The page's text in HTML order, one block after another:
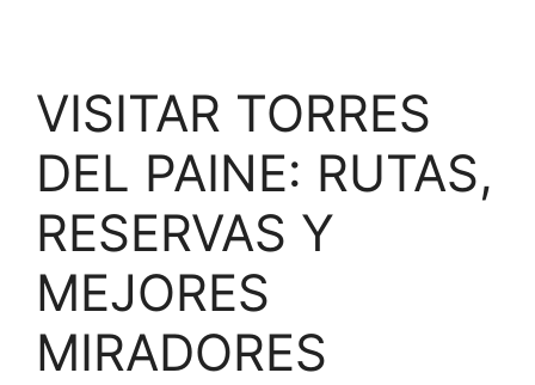
VISITAR TORRES
DEL PAINE: RUTAS,
RESERVAS Y
MEJORES
MIRADORES